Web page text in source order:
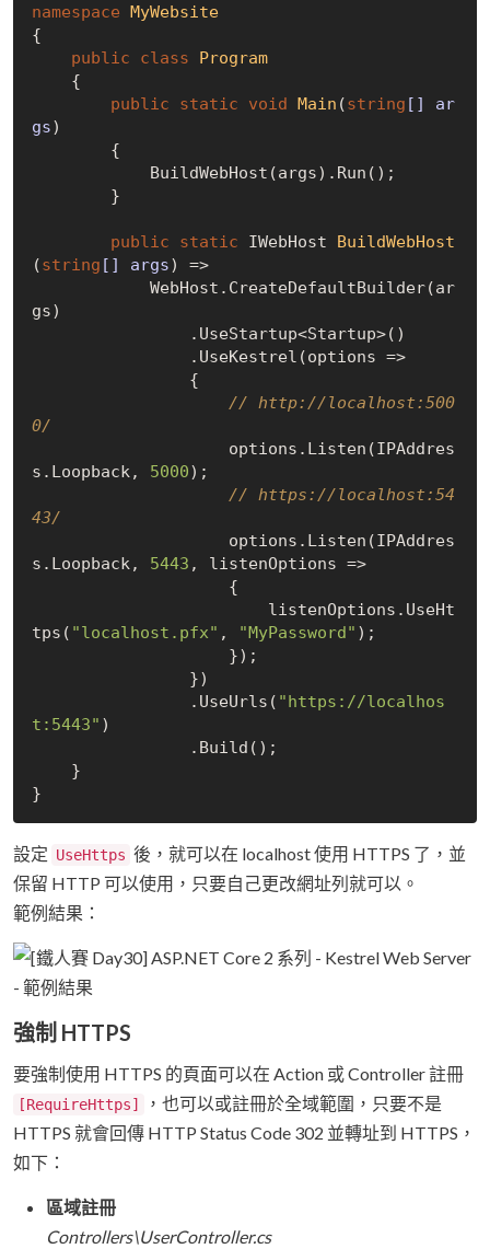
namespace MyWebsite
{
public
class
Program
public
static void Main (string [] ar
gs)
public static IWebHost BuildWebHost
(string [] args)
=>
gs)
// http://localhost:500
0/
s.Loopback, 5000);
// https://localhost:54
43/
s.Loopback, 5443 , listenOptions =>
tps( "localhost.pfx" , "MyPassword" );
                .UseUrls(
"https://localhos
t:5443" )
設定 UseHttps 後，就可以在 localhost 使用 HTTPS 了，並
保留 HTTP 可以使用，只要自己更改網址列就可以。
範例結果：
強制 HTTPS
要強制使用 HTTPS 的頁面可以在 Action 或 Controller 註冊
[RequireHttps]
，也可以或註冊於全域範圍，只要不是
HTTPS 就會回傳 HTTP Status Code 302 並轉址到 HTTPS，
如下：
區域註冊
Controllers\UserController.cs